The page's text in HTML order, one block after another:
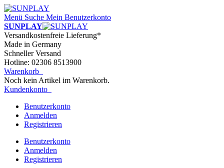
Menü Suche Mein Benutzerkonto
SUNPLAY
Versandkostenfreie Lieferung*
Made in Germany
Schneller Versand
Hotline: 02306 8513900
Warenkorb
Noch kein Artikel im Warenkorb.
Kundenkonto
Benutzerkonto
Anmelden
Registrieren
Benutzerkonto
Anmelden
Registrieren